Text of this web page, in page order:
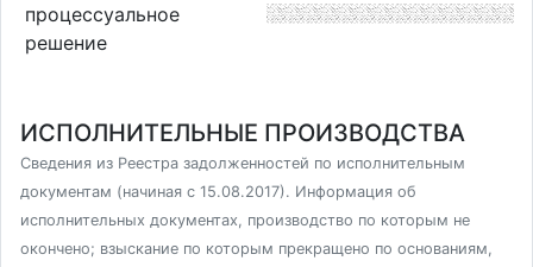
процессуальное
решение
ИСПОЛНИТЕЛЬНЫЕ ПРОИЗВОДСТВА
Сведения из Реестра задолженностей по исполнительным
документам (начиная с 15.08.2017). Информация об
исполнительных документах, производство по которым не
окончено; взыскание по которым прекращено по основаниям,